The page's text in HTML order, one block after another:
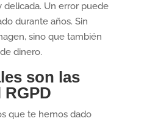
Un error puede
durante años. Sin
sino que también
dinero.
son las
que te hemos dado